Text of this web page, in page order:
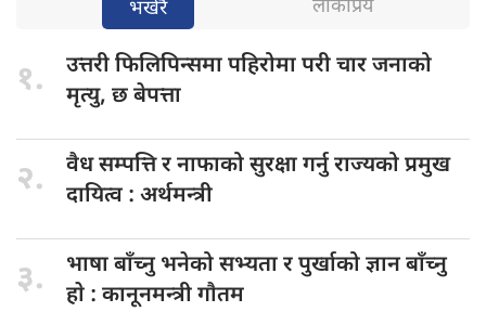
भर्खरै लोकप्रिय
१. उत्तरी फिलिपिन्समापहिरोमा परी चार जनाको
मृत्यु, छ बेपत्ता
२. वैध सम्पत्तिर नाफाको सुरक्षा गर्नु राज्यको प्रमुख
दायित्व : अर्थमन्त्री
३. भाषा बाँच्नुभनेको सभ्यता र पुर्खाको ज्ञान बाँच्नु
हाे : कानूनमन्त्री गाैतम